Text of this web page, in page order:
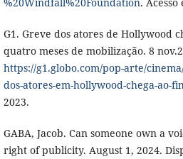
G1. Greve dos atores de Hollywood
quatro meses de mobilização. 8
https://g1.globo.com/pop-arte/
dos-atores-em-hollywood-chega-ao-
2023.
GABA, Jacob. Can someone own a
right of publicity. August 1, 2024.